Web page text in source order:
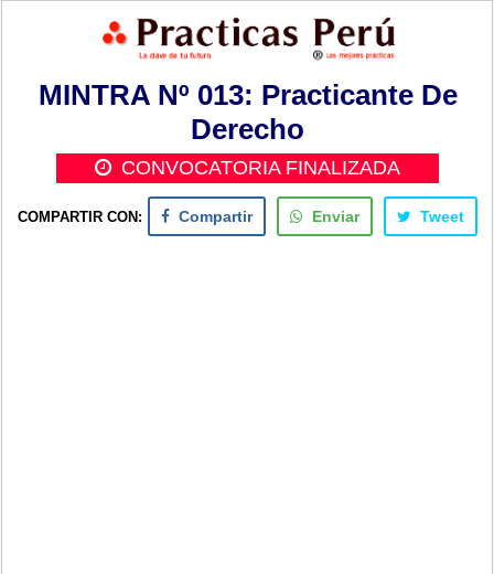
MINTRA Nº 013: Practicante De
Derecho
CONVOCATORIA FINALIZADA
COMPARTIR CON: Compartir Enviar Tweet